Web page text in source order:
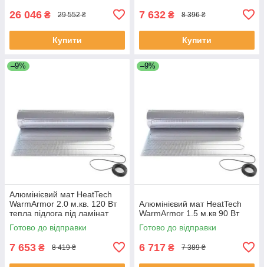
26 046 ₴ 29 552 ₴
Купити
7 632 ₴ 8 396 ₴
Купити
–9%
Алюмінієвий мат HeatTech
WarmArmor 2.0 м.кв. 120 Вт
тепла підлога під ламінат
лінолеум паркет без стяжки
Готово до відправки
7 653 ₴ 8 419 ₴
–9%
Алюмінієвий мат HeatTech
WarmArmor 1.5 м.кв 90 Вт
Готово до відправки
6 717 ₴ 7 389 ₴